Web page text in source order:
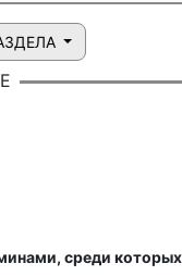
среди